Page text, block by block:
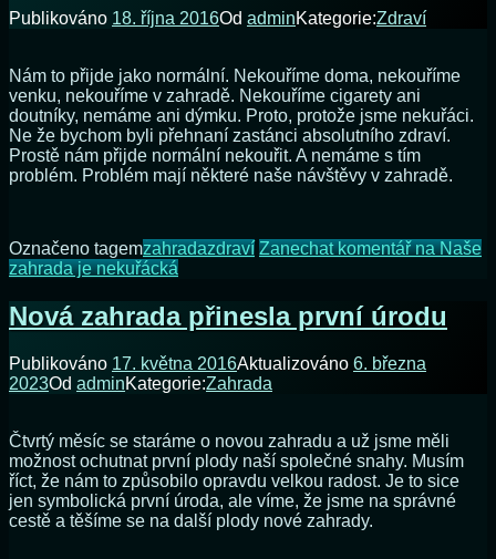
Publikováno 18. října 2016Od adminKategorie:Zdraví
Nám to přijde jako normální. Nekouříme doma, nekouříme
venku, nekouříme v zahradě. Nekouříme cigarety ani
doutníky, nemáme ani dýmku. Proto, protože jsme nekuřáci.
Ne že bychom byli přehnaní zastánci absolutního zdraví.
Prostě nám přijde normální nekouřit. A nemáme s tím
problém. Problém mají některé naše návštěvy v zahradě.
Označeno tagemzahradazdraví Zanechat komentářna Naše
zahrada je nekuřácká
Nová zahrada přinesla první úrodu
Publikováno 17. května 2016Aktualizováno 6. března
2023Od adminKategorie:Zahrada
Čtvrtý měsíc se staráme o novou zahradu a už jsme měli
možnost ochutnat první plody naší společné snahy. Musím
říct, že nám to způsobilo opravdu velkou radost. Je to sice
jen symbolická první úroda, ale víme, že jsme na správné
cestě a těšíme se na další plody nové zahrady.